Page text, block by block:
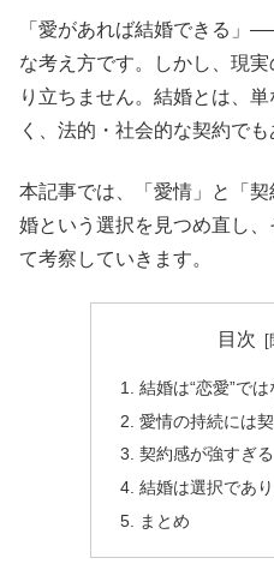
「愛があれば結婚できる」
な考え方です。しかし、現
り立ちません。結婚とは、
く、法的・社会的な契約でも
本記事では、「愛情」と「
婚という選択を見つめ直し
て考察していきます。
目次
結婚は“恋愛”で
愛情の持続には
契約感が強すぎ
結婚は選択であ
まとめ